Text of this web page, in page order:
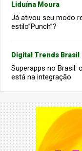
Liduína Moura
Já ativou seu modo
estilo”Punch”?
Digital Trends Brasil
Superapps no Brasil:
está na integração